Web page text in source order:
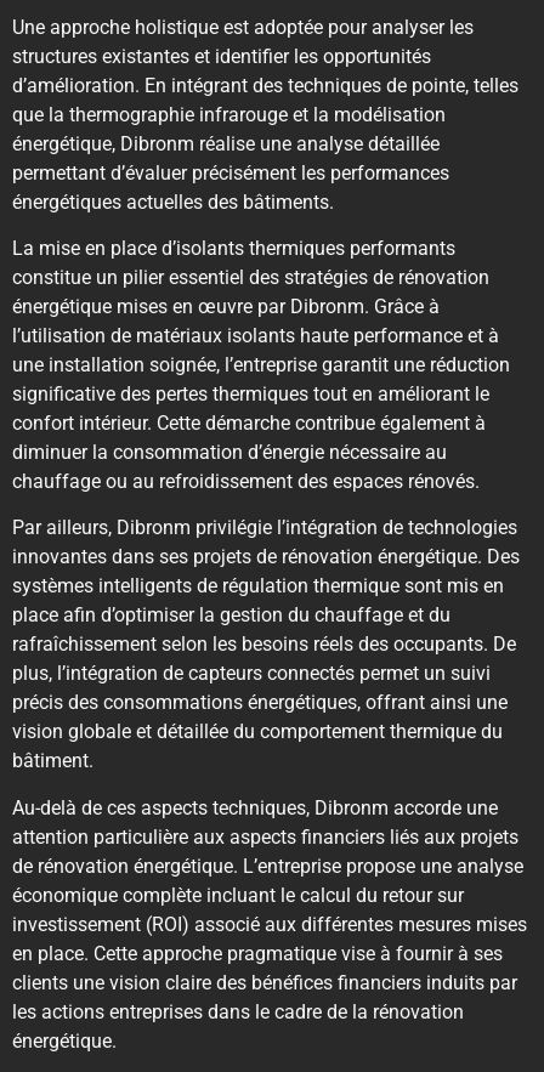
Une approche holistique est adoptée pour analyser les
structures existantes et identifier les opportunités
d’amélioration. En intégrant des techniques de pointe, telles
que la thermographie infrarouge et la modélisation
énergétique, Dibronm réalise une analyse détaillée
permettant d’évaluer précisément les performances
énergétiques actuelles des bâtiments.
La mise en place d’isolants thermiques performants
constitue un pilier essentiel des stratégies de rénovation
énergétique mises en œuvre par Dibronm. Grâce à
l’utilisation de matériaux isolants haute performance et à
une installation soignée, l’entreprise garantit une réduction
significative des pertes thermiques tout en améliorant le
confort intérieur. Cette démarche contribue également à
diminuer la consommation d’énergie nécessaire au
chauffage ou au refroidissement des espaces rénovés.
Par ailleurs, Dibronm privilégie l’intégration de technologies
innovantes dans ses projets de rénovation énergétique. Des
systèmes intelligents de régulation thermique sont mis en
place afin d’optimiser la gestion du chauffage et du
rafraîchissement selon les besoins réels des occupants. De
plus, l’intégration de capteurs connectés permet un suivi
précis des consommations énergétiques, offrant ainsi une
vision globale et détaillée du comportement thermique du
bâtiment.
Au-delà de ces aspects techniques, Dibronm accorde une
attention particulière aux aspects financiers liés aux projets
de rénovation énergétique. L’entreprise propose une analyse
économique complète incluant le calcul du retour sur
investissement (ROI) associé aux différentes mesures mises
en place. Cette approche pragmatique vise à fournir à ses
clients une vision claire des bénéfices financiers induits par
les actions entreprises dans le cadre de la rénovation
énergétique.